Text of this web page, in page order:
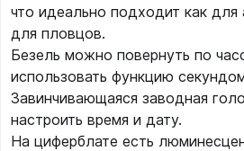
что идеально подходит как для
для пловцов.
Безель можно повернуть по
использовать функцию
Завинчивающаяся заводная
настроить время и дату.
На циферблате есть